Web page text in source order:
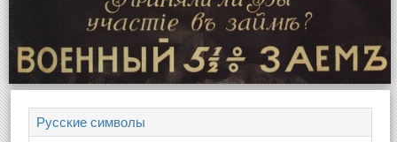
Русские символы